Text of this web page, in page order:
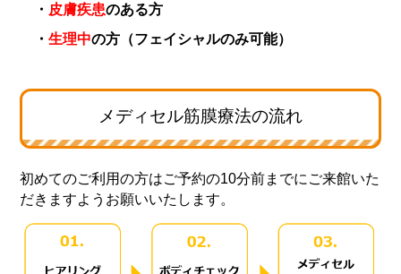
・ 皮膚疾患のある方
・生理中の方（フェイシャルのみ可能）
メディセル筋膜療法の流れ
初めてのご利用の方はご予約の10分前までにご来館いた
だきますようお願いいたします。